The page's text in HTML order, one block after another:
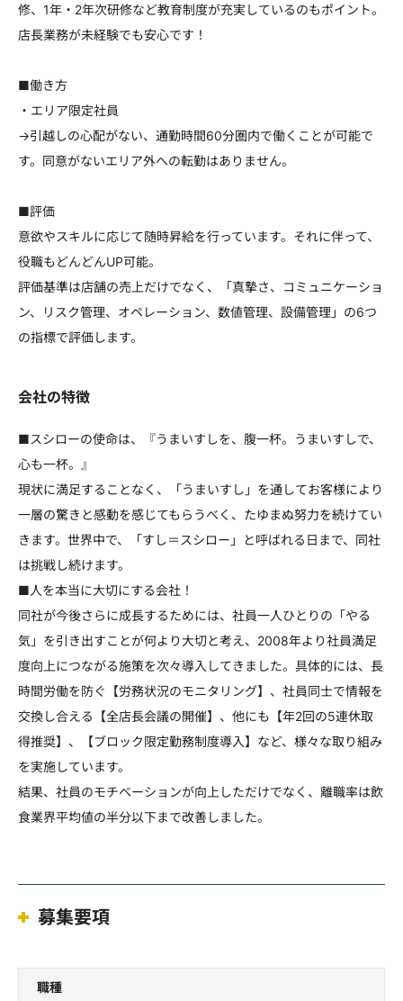
修、1年・2年次研修など教育制度が充実しているのもポイント。
店長業務が未経験でも安心です！
■働き方
・エリア限定社員
→引越しの心配がない、通勤時間60分圏内で働くことが可能で
す。同意がないエリア外への転勤はありません。
■評価
意欲やスキルに応じて随時昇給を行っています。それに伴って、
役職もどんどんUP可能。
評価基準は店舗の売上だけでなく、「真摯さ、コミュニケーショ
ン、リスク管理、オペレーション、数値管理、設備管理」の6つ
の指標で評価します。
会社の特徴
■スシローの使命は、『うまいすしを、腹一杯。うまいすしで、
心も一杯。』
現状に満足することなく、「うまいすし」を通してお客様により
一層の驚きと感動を感じてもらうべく、たゆまぬ努力を続けてい
きます。世界中で、「すし＝スシロー」と呼ばれる日まで、同社
は挑戦し続けます。
■人を本当に大切にする会社！
同社が今後さらに成長するためには、社員一人ひとりの「やる
気」を引き出すことが何より大切と考え、2008年より社員満足
度向上につながる施策を次々導入してきました。具体的には、長
時間労働を防ぐ【労務状況のモニタリング】、社員同士で情報を
交換し合える【全店長会議の開催】、他にも【年2回の5連休取
得推奨】、【ブロック限定勤務制度導入】など、様々な取り組み
を実施しています。
結果、社員のモチベーションが向上しただけでなく、離職率は飲
食業界平均値の半分以下まで改善しました。
募集要項
職種